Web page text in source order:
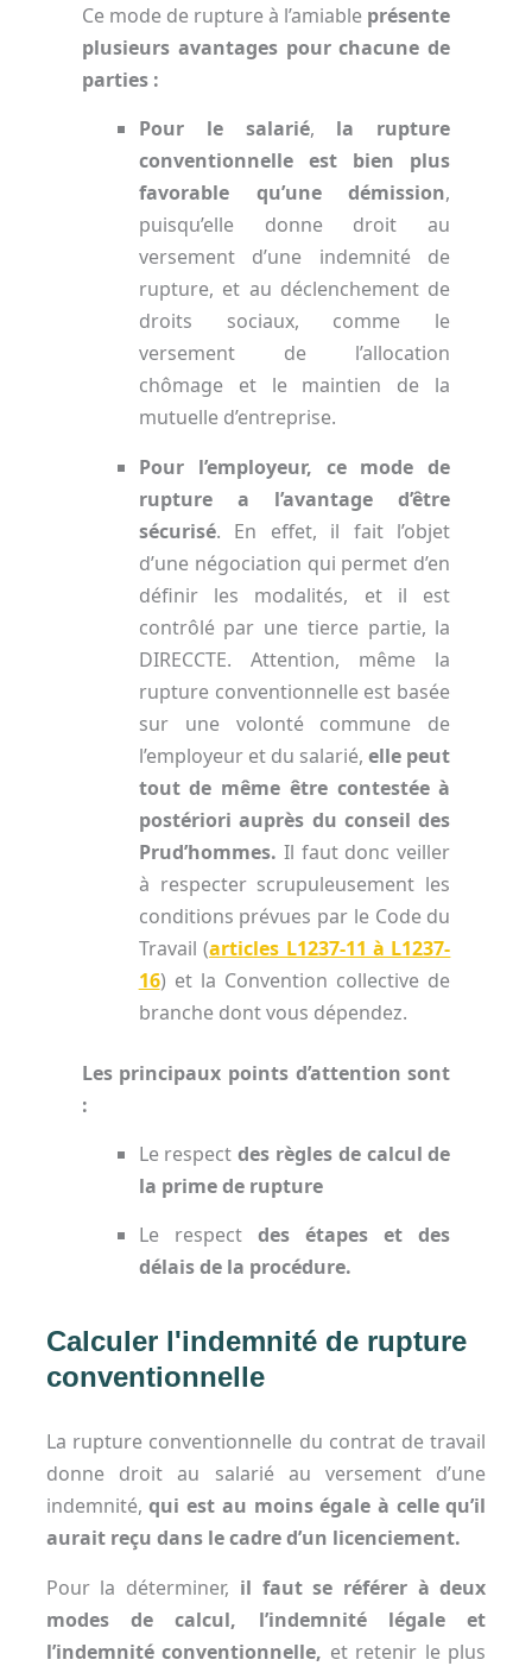
Ce mode de rupture à l’amiable présente
plusieurs avantages pour chacune de
parties :
Pour le salarié, la rupture
conventionnelle est bien plus
favorable qu’une démission,
puisqu’elle donne droit au
versement d’une indemnité de
rupture, et au déclenchement de
droits sociaux, comme le
versement de l’allocation
chômage et le maintien de la
mutuelle d’entreprise.
Pour l’employeur, ce mode de
rupture a l’avantage d’être
sécurisé. En effet, il fait l’objet
d’une négociation qui permet d’en
définir les modalités, et il est
contrôlé par une tierce partie, la
DIRECCTE. Attention, même la
rupture conventionnelle est basée
sur une volonté commune de
l’employeur et du salarié,elle peut
tout de même être contestée à
postériori auprès du conseil des
Prud’hommes. Il faut donc veiller
à respecter scrupuleusement les
conditions prévues par le Code du
Travail (articles L1237-11 à L1237-
16) et la Convention collective de
branche dont vous dépendez.
Les principaux points d’attention sont
:
Le respectdes règles de calcul de
la prime de rupture
Le respect des étapes et des
délais de la procédure.
Calculer l'indemnité de rupture
conventionnelle
La rupture conventionnelle du contrat de travail
donne droit au salarié au versement d’une
indemnité,qui est au moins égale à celle qu’il
aurait reçu dans le cadre d’un licenciement.
Pour la déterminer, il faut se référer à deux
modes de calcul, l’indemnité légale et
l’indemnité conventionnelle, et retenir le plus